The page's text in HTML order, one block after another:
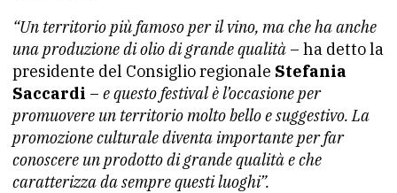
“Un territorio più famoso per il vino, ma che ha anche
una produzione di olio di grande qualità – ha detto la
presidente del Consiglio regionale Stefania
Saccardi – e questo festival è l’occasione per
promuovere un territorio molto bello e suggestivo. La
promozione culturale diventa importante per far
conoscere un prodotto di grande qualità e che
caratterizza da sempre questi luoghi”.